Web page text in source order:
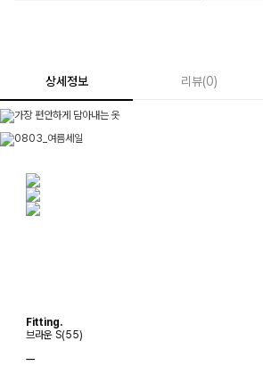
상세정보 리뷰(0)
Fitting.
브라운 S(55)
ㅡ